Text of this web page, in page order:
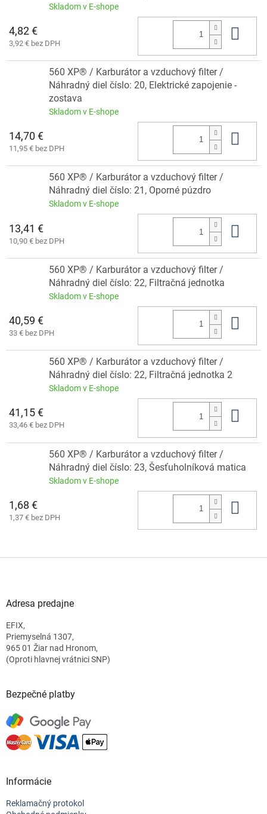
Skladom v E-shope
4,82 €
3,92 € bez DPH
560 XP® / Karburátor a vzduchový filter /
Náhradný diel číslo: 20, Elektrické zapojenie -
zostava
Skladom v E-shope
14,70 €
11,95 € bez DPH
560 XP® / Karburátor a vzduchový filter /
Náhradný diel číslo: 21, Oporné púzdro
Skladom v E-shope
13,41 €
10,90 € bez DPH
560 XP® / Karburátor a vzduchový filter /
Náhradný diel číslo: 22, Filtračná jednotka
Skladom v E-shope
40,59 €
33 € bez DPH
560 XP® / Karburátor a vzduchový filter /
Náhradný diel číslo: 22, Filtračná jednotka 2
Skladom v E-shope
41,15 €
33,46 € bez DPH
560 XP® / Karburátor a vzduchový filter /
Náhradný diel číslo: 23, Šesťuholníková matica
Skladom v E-shope
1,68 €
1,37 € bez DPH
Adresa predajne
EFIX,
Priemyselná 1307,
965 01 Žiar nad Hronom,
(Oproti hlavnej vrátnici SNP)
Bezpečné platby
Informácie
Reklamačný protokol